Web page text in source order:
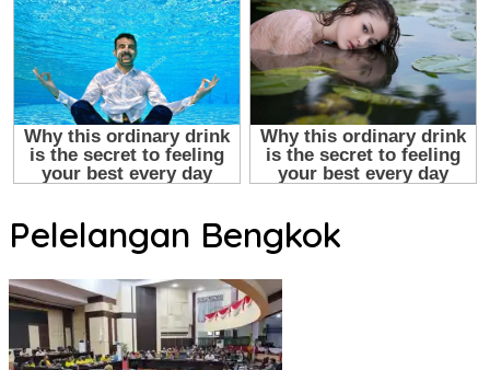
Pelelangan Bengkok